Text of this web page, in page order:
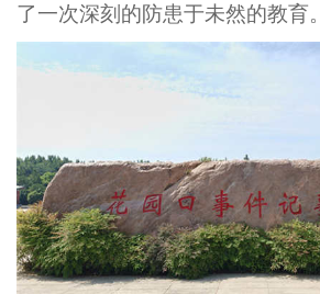
了一次深刻的防患于未然的教育。